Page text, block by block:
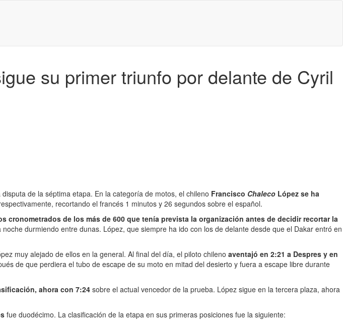
su primer triunfo por delante de Cyril
de la séptima etapa. En la categoría de motos, el chileno Francisco Chaleco López se ha
recortando el francés 1 minutos y 26 segundos sobre el español.
cronometrados de los más de 600 que tenía prevista la organización antes de decidir recortar la
durmiendo entre dunas. López, que siempre ha ido con los de delante desde que el Dakar entró en
muy alejado de ellos en la general. Al final del día, el piloto chileno aventajó en 2:21 a Despres y en
de que perdiera el tubo de escape de su moto en mitad del desierto y fuera a escape libre durante
ahora con 7:24 sobre el actual vencedor de la prueba. López sigue en la tercera plaza, ahora
fue duodécimo. La clasificación de la etapa en sus primeras posiciones fue la siguiente: